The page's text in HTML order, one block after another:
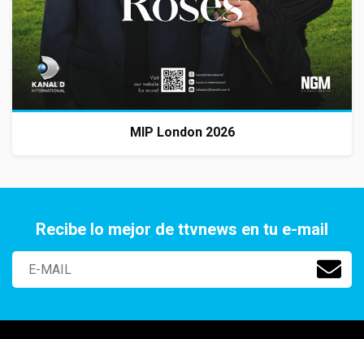
MIP London 2026
Recibe lo mejor de ttvnews en tu e-mail